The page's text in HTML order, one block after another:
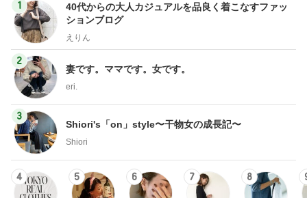
1
40代からの大人カジュアルを品良く着こなすファッ
ションブログ
えりん
2
妻です。ママです。女です。
eri.
3
Shiori's「on」style〜干物女の成長記〜
Shiori
4 5 6 7 8